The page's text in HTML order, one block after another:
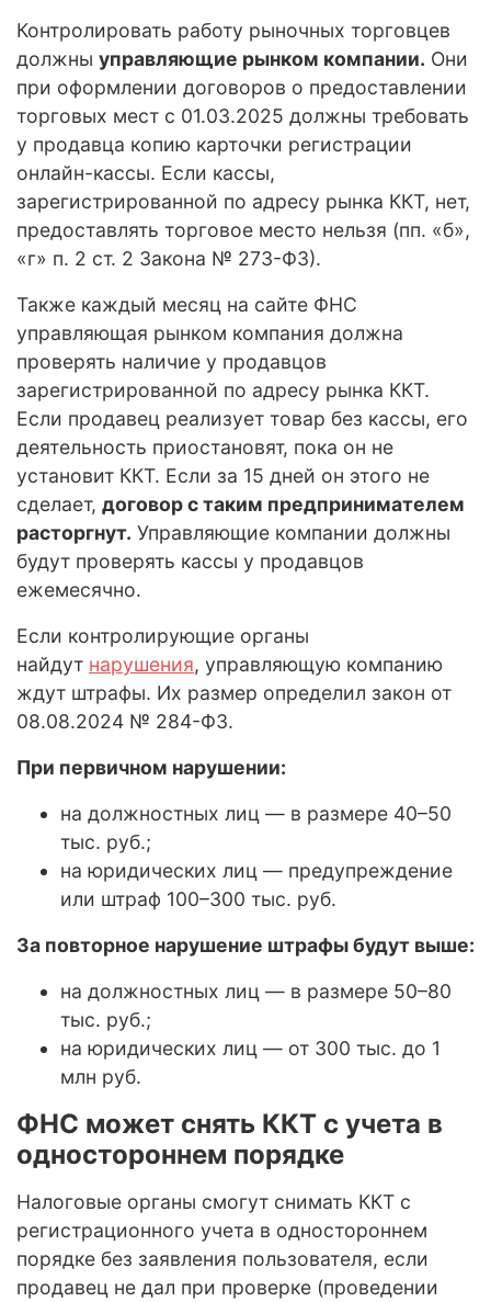
Контролировать работу рыночных торговцев
должны управляющие рынком компании. Они
при оформлении договоров о предоставлении
торговых мест с 01.03.2025 должны требовать
у продавца копию карточки регистрации
онлайн-кассы. Если кассы,
зарегистрированной по адресу рынка ККТ, нет,
предоставлять торговое место нельзя (пп. «б»,
«г» п. 2 ст. 2 Закона № 273-ФЗ).
Также каждый месяц на сайте ФНС
управляющая рынком компания должна
проверять наличие у продавцов
зарегистрированной по адресу рынка ККТ.
Если продавец реализует товар без кассы, его
деятельность приостановят, пока он не
установит ККТ. Если за 15 дней он этого не
сделает, договор с таким предпринимателем
расторгнут. Управляющие компании должны
будут проверять кассы у продавцов
ежемесячно.
Если контролирующие органы
найдут нарушения, управляющую компанию
ждут штрафы. Их размер определил закон от
08.08.2024 № 284-ФЗ.
При первичном нарушении:
на должностных лиц — в размере 40–50
тыс. руб.;
на юридических лиц — предупреждение
или штраф 100–300 тыс. руб.
За повторное нарушение штрафы будут выше:
на должностных лиц — в размере 50–80
тыс. руб.;
на юридических лиц — от 300 тыс. до 1
млн руб.
ФНС может снять ККТ с учета в
одностороннем порядке
Налоговые органы смогут снимать ККТ с
регистрационного учета в одностороннем
порядке без заявления пользователя, если
продавец не дал при проверке (проведении